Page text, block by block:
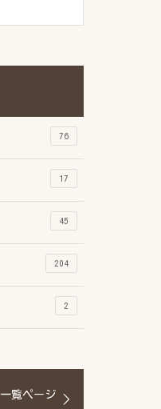
76
17
45
204
2
一覧ページ